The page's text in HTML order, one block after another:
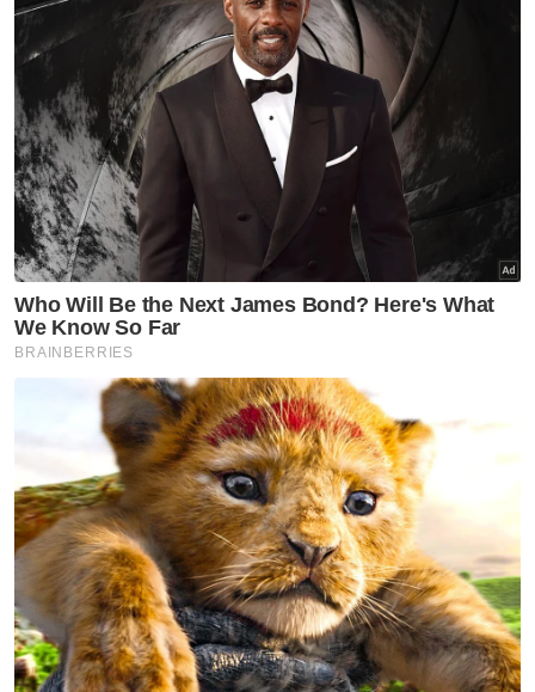
Artikel Disyorkan
Politik
PN adakan mesyuarat bincang
kedudukan Bersatu, PRN
Melaka
Guan Eng persoal pendirian PH
Pulau Pinang terhadap UMNO
Politik
Sabah, Sarawak boleh jadi 'king
maker' tentukan siapa Perdana
Menteri - Ewon
Politik
Tawaran sertai Kerajaan
Perpaduan?: 'Kita tunggu dan
lihat' - Pas